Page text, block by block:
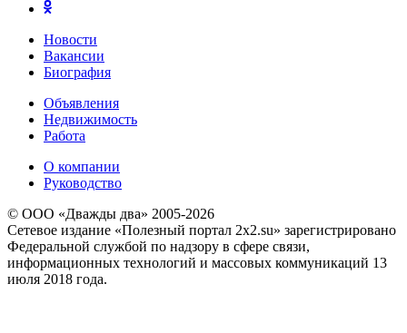
Новости
Вакансии
Биография
Объявления
Недвижимость
Работа
О компании
Руководство
© ООО «Дважды два» 2005-2026
Сетевое издание «Полезный портал 2x2.su» зарегистрировано
Федеральной службой по надзору в сфере связи,
информационных технологий и массовых коммуникаций 13
июля 2018 года.